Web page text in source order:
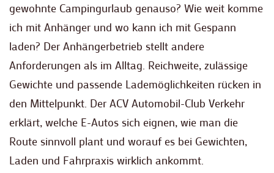
gewohnte Campingurlaub genauso? Wie weit komme
ich mit Anhänger und wo kann ich mit Gespann
laden? Der Anhängerbetrieb stellt andere
Anforderungen als im Alltag. Reichweite, zulässige
Gewichte und passende Lademöglichkeiten rücken in
den Mittelpunkt. Der ACV Automobil-Club Verkehr
erklärt, welche E-Autos sich eignen, wie man die
Route sinnvoll plant und worauf es bei Gewichten,
Laden und Fahrpraxis wirklich ankommt.